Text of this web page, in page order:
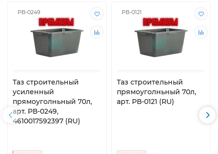
РВ-0249
Таз строительный
усиленный
прямоуголньный 70л,
арт. РВ-0249,
4610017592397 (RU)
РВ-0121
Таз строительный
прямоуголньный 70л,
арт. РВ-0121 (RU)